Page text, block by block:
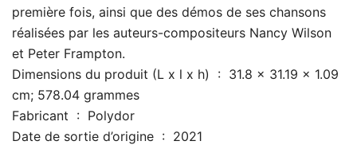
première fois, ainsi que des démos de ses chansons
réalisées par les auteurs-compositeurs Nancy Wilson
et Peter Frampton.
Dimensions du produit (L x l x h) ‏ : ‎ 31.8 x 31.19 x 1.09
cm; 578.04 grammes
Fabricant ‏ : ‎ Polydor
Date de sortie d’origine ‏ : ‎ 2021